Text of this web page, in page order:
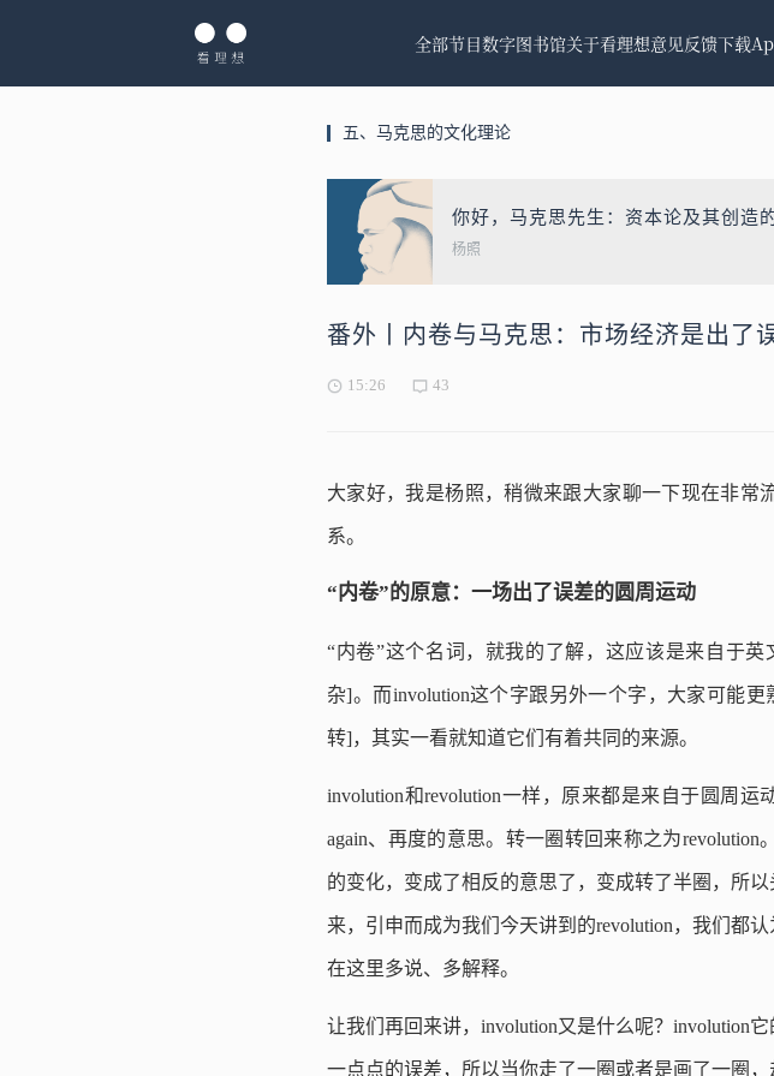
全部节目数字图书馆关于看理想意见反馈下载
五、马克思的文化理论
你好，马克思先生：资本论及其创造
杨照
番外丨内卷与马克思：市场经济是出了
15:26 43
大家好，我是杨照，稍微来跟大家聊一下现在非常
系。
“内卷”的原意：一场出了误差的圆周运动
“内卷”这个名词，就我的了解，这应该是来自于
杂]。而involution这个字跟另外一个字，大家可能
转]，其实一看就知道它们有着共同的来源。
involution和revolution一样，原来都是来自于圆周
again、再度的意思。转一圈转回来称之为
的变化，变成了相反的意思了，变成转了半圈，所
来，引申而成为我们今天讲到的revolution，我们都
在这里多说、多解释。
让我们再回来讲，involution又是什么呢？involution
一点点的误差，所以当你走了一圈或者是画了一圈